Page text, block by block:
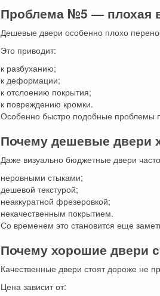
Проблема №5 — плохая
Дешевые двери особенно плохо
Это приводит:
к разбуханию;
к деформации;
к отслоению покрытия;
к повреждению кромки.
Особенно быстро подобные проблемы
Почему дешевые двери
Даже визуально бюджетные двери
неровными стыками;
дешевой текстурой;
неаккуратной фрезеровкой;
некачественным покрытием.
Со временем это становится еще
Почему хорошие двери
Качественные двери стоят дороже не
Цена зависит от: